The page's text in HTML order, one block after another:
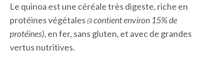
Le quinoa est une céréale très digeste, riche en
protéines végétales (ilcontient environ 15% de
protéines), en fer, sans gluten, et avec de grandes
vertus nutritives.